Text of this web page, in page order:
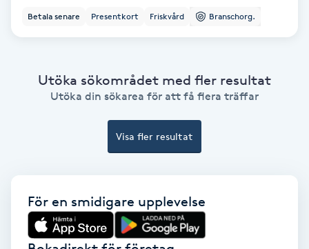
Hårförlängning
Betala senare Presentkort Friskvård Branschorg.
Utöka sökområdet med fler resultat
Utöka din sökarea för att få flera träffar
Visa fler resultat
För en smidigare upplevelse